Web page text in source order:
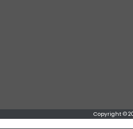
Copyright ©